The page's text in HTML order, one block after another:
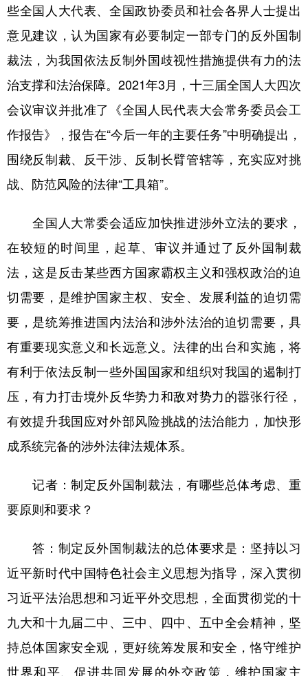
些全国人大代表、全国政协委员和社会各界人士提出
意见建议，认为国家有必要制定一部专门的反外国制
裁法，为我国依法反制外国歧视性措施提供有力的法
治支撑和法治保障。2021年3月，十三届全国人大四次
会议审议并批准了《全国人民代表大会常务委员会工
作报告》，报告在“今后一年的主要任务”中明确提出，
围绕反制裁、反干涉、反制长臂管辖等，充实应对挑
战、防范风险的法律“工具箱”。
全国人大常委会适应加快推进涉外立法的要求，
在较短的时间里，起草、审议并通过了反外国制裁
法，这是反击某些西方国家霸权主义和强权政治的迫
切需要，是维护国家主权、安全、发展利益的迫切需
要，是统筹推进国内法治和涉外法治的迫切需要，具
有重要现实意义和长远意义。法律的出台和实施，将
有利于依法反制一些外国国家和组织对我国的遏制打
压，有力打击境外反华势力和敌对势力的嚣张行径，
有效提升我国应对外部风险挑战的法治能力，加快形
成系统完备的涉外法律法规体系。
记者：制定反外国制裁法，有哪些总体考虑、重
要原则和要求？
答：制定反外国制裁法的总体要求是：坚持以习
近平新时代中国特色社会主义思想为指导，深入贯彻
习近平法治思想和习近平外交思想，全面贯彻党的十
九大和十九届二中、三中、四中、五中全会精神，坚
持总体国家安全观，更好统筹发展和安全，恪守维护
世界和平、促进共同发展的外交政策，维护国家主